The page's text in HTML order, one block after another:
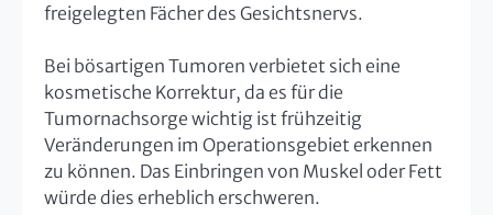
freigelegten Fächer des Gesichtsnervs.
Bei bösartigen Tumoren verbietet sich eine
kosmetische Korrektur, da es für die
Tumornachsorge wichtig ist frühzeitig
Veränderungen im Operationsgebiet erkennen
zu können. Das Einbringen von Muskel oder Fett
würde dies erheblich erschweren.